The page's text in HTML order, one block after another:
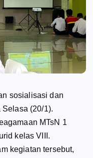
sosialisasi dan
(20/1).
MTsN 1
kelas VIII.
kegiatan tersebut,